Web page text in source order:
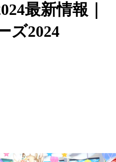
最新情報｜
ズ2024